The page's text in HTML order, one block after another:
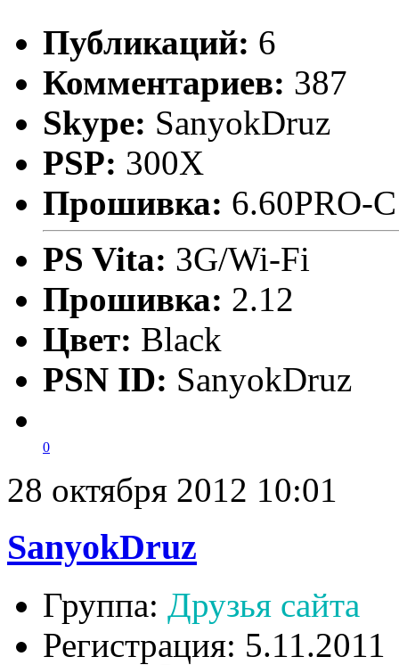
Публикаций: 6
Комментариев: 387
Skype: SanyokDruz
PSP: 300X
Прошивка: 6.60PRO-C
PS Vita: 3G/Wi-Fi
Прошивка: 2.12
Цвет: Black
PSN ID: SanyokDruz
0
28 октября 2012 10:01
SanyokDruz
Группа: Друзья сайта
Регистрация: 5.11.2011